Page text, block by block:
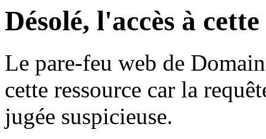
Désolé, l'accès à
Le pare-feu web de
cette ressource car la
jugée suspicieuse.